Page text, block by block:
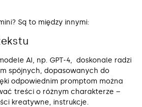
Są to między innymi:
AI, np. GPT-4, doskonale radzi
spójnych, dopasowanych do
odpowiednim promptom można
treści o różnym charakterze –
kreatywne, instrukcje.